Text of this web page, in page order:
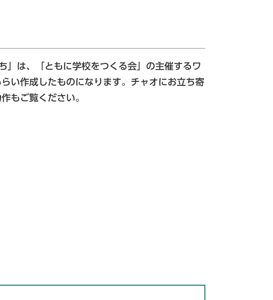
」は、「ともに学校をつくる会」の主催するワ
い作成したものになります。チャオにお立ち寄
もご覧ください。